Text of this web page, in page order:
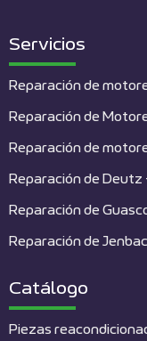
Servicios
Reparación de
Reparación de
Reparación de
Reparación de Deutz
Reparación de
Reparación de
Catálogo
Piezas